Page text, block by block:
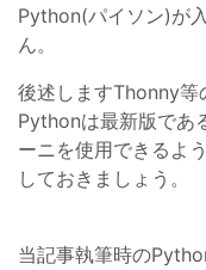
Python(パイソン)が
ん。
後述しますThonny等
Pythonは最新版であ
ーニを使用できるよ
しておきましょう。
当記事執筆時の